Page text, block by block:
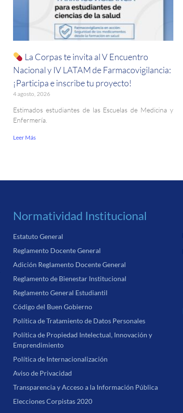
La Corpas te invita al V Encuentro
Nacional y IV LATAM de Farmacovigilancia:
¡Participa e inscribe tu proyecto!
4 agosto, 2026
Estimados estudiantes de las Escuelas de Medicina y
Enfermería.
Leer Más
Normatividad Institucional
Estatuto General
Reglamento Docente General
Adición Reglamento Docente General
Reglamento de Bienestar Institucional
Reglamento General Estudiantil
Código del Buen Gobierno
Política de Tratamiento de Datos Personales
Política de Propiedad Intelectual, Innovación y
Emprendimiento
Política de Internacionalización
Aviso de Privacidad
Transparencia y Acceso a la Información Pública
Elecciones Corpistas 2020